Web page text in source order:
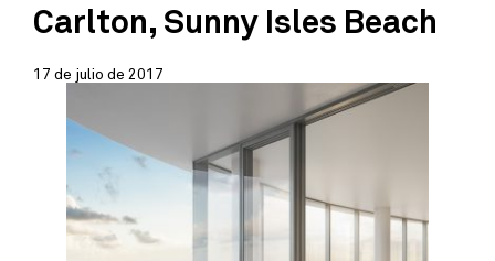
Carlton, Sunny Isles Beach
17 de julio de 2017